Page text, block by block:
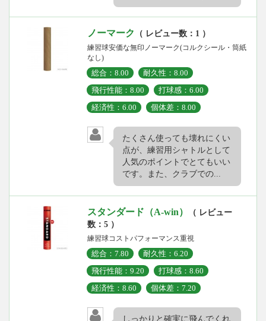
ノーマーク （ レビュー数：1 ）
練習球安価な無印ノーマーク(コルクシール・筒紙
なし)
総合：8.00
耐久性：8.00
飛行性能：8.00
打球感：6.00
経済性：6.00
個体差：8.00
たくさん使っても壊れにくい
点が、練習用シャトルとして
人気のポイントでとてもいい
です。また、クラブでの...
スタンダード（A-win）
（ レビュー
数：5 ）
練習球コストパフォーマンス重視
総合：7.80
耐久性：6.20
飛行性能：9.20
打球感：8.60
経済性：8.60
個体差：7.20
しっかりと確実に飛んでくれ